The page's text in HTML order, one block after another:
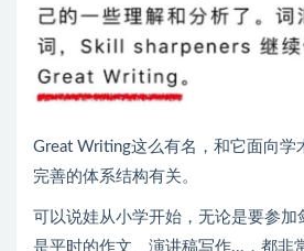
Great Writing这么有名，和它面向学
完善的体系结构有关。
可以说娃从小学开始，无论是要参
是平时的作文、演讲稿写作...，都非